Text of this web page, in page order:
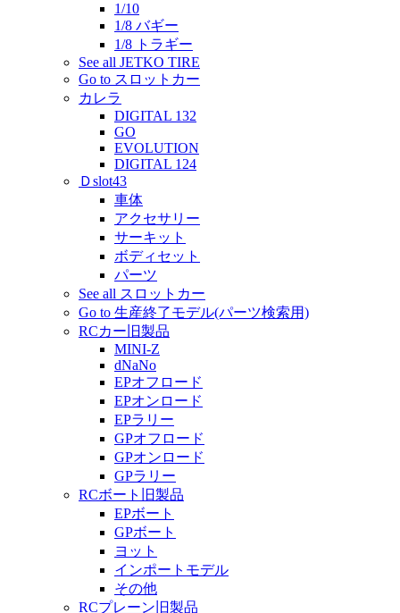
1/10
1/8 バギー
1/8 トラギー
See all JETKO TIRE
Go to スロットカー
カレラ
DIGITAL 132
GO
EVOLUTION
DIGITAL 124
Ｄslot43
車体
アクセサリー
サーキット
ボディセット
パーツ
See all スロットカー
Go to 生産終了モデル(パーツ検索用)
RCカー旧製品
MINI-Z
dNaNo
EPオフロード
EPオンロード
EPラリー
GPオフロード
GPオンロード
GPラリー
RCボート旧製品
EPボート
GPボート
ヨット
インポートモデル
その他
RCプレーン旧製品